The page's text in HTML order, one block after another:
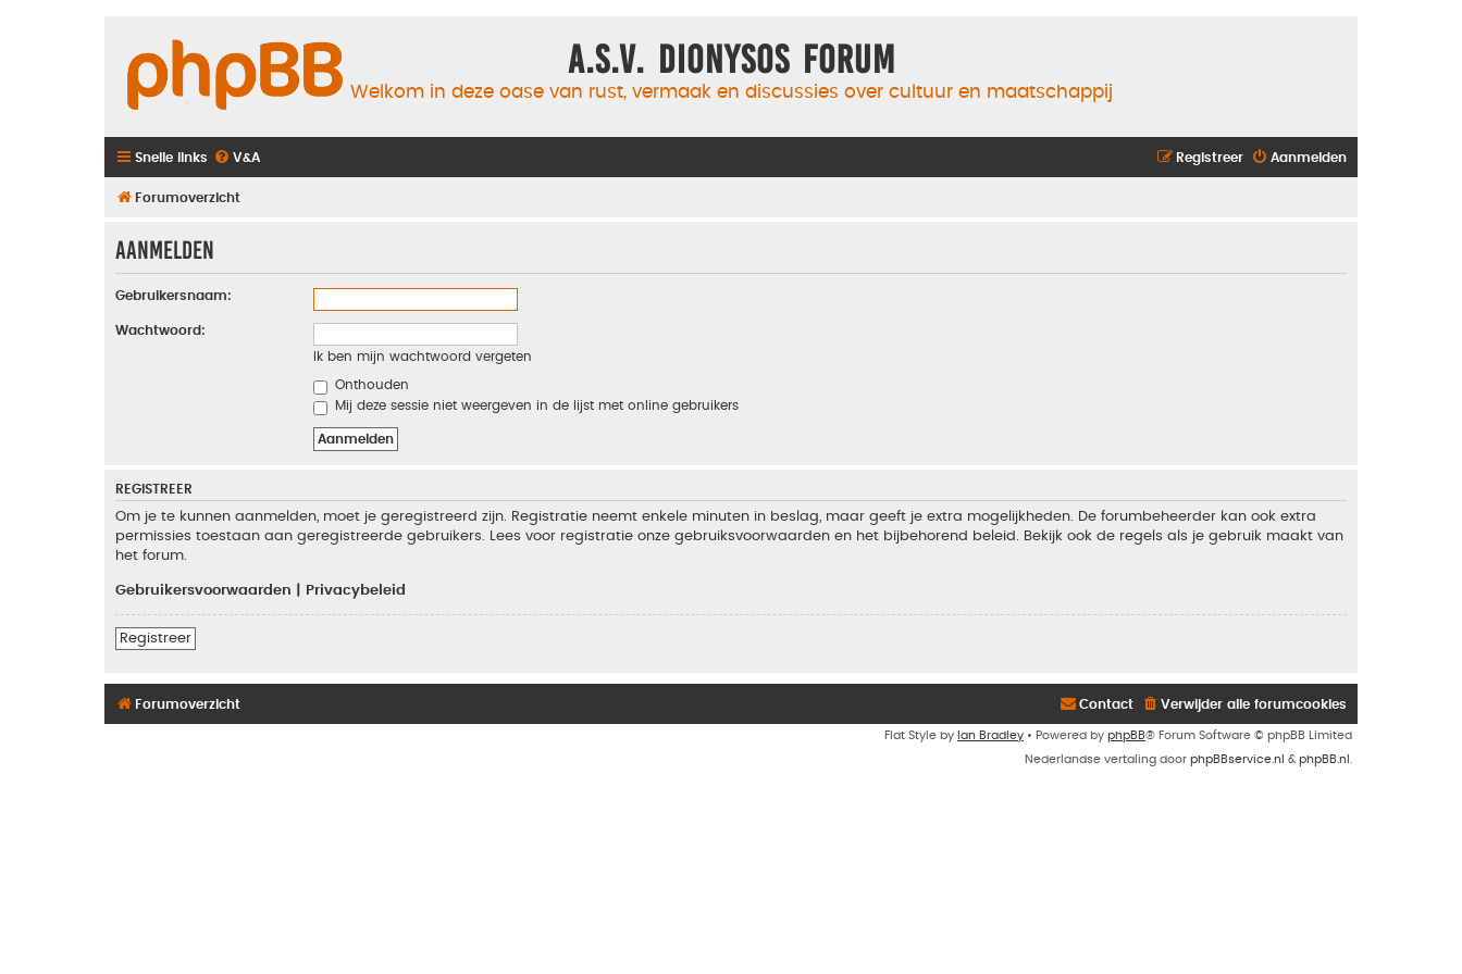
A.S.V. Dionysos Forum
Welkom in deze oase van rust, vermaak en discussies over cultuur en maatschappij
Snelle links V&A Aanmelden
Registreer
Forumoverzicht
Aanmelden
Gebruikersnaam:
Wachtwoord:
Ik ben mijn wachtwoord vergeten
Onthouden
Mij deze sessie niet weergeven in de lijst met online gebruikers
REGISTREER
Om je te kunnen aanmelden, moet je geregistreerd zijn. Registratie neemt enkele minuten in beslag, maar geeft je extra mogelijkheden. De forumbeheerder kan ook extra
permissies toestaan aan geregistreerde gebruikers. Lees voor registratie onze gebruiksvoorwaarden en het bijbehorend beleid. Bekijk ook de regels als je gebruik maakt van
het forum.
Gebruikersvoorwaarden Privacybeleid
Registreer
Forumoverzicht Verwijder alle forumcookies
Contact
Flat Style by Ian Bradley • Powered by phpBB® Forum Software © phpBB Limited
Nederlandse vertaling door phpBBservice.nl & phpBB.nl